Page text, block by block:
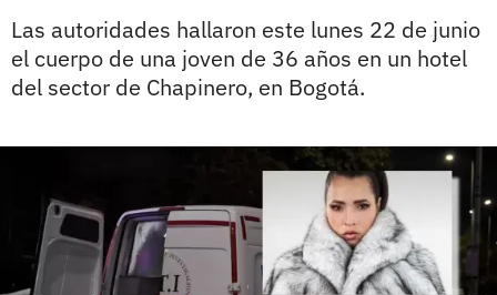
Las autoridades hallaron este lunes 22 de junio
el cuerpo de una joven de 36 años en un hotel
del sector de Chapinero, en Bogotá.